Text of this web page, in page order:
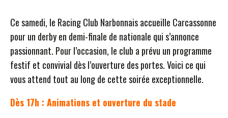
Ce samedi, le Racing Club Narbonnais accueille Carcassonne
pour un derby en demi-finale de nationale qui s’annonce
passionnant. Pour l’occasion, le club a prévu un programme
festif et convivial dès l’ouverture des portes. Voici ce qui
vous attend tout au long de cette soirée exceptionnelle.
Dès 17h : Animations et ouverture du stade